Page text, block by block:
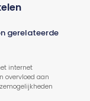
gerelateerde
internet
overvloed aan